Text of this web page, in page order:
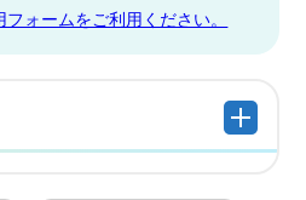
ォームをご利用ください。